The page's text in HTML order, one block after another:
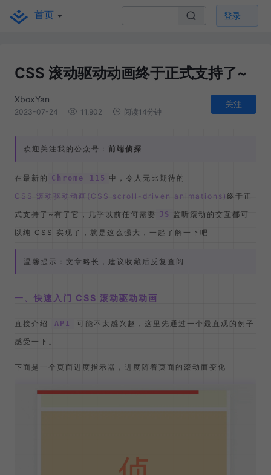
首页 登录
CSS 滚动驱动动画终于正式支持了~
XboxYan
2023-07-24 11,902 阅读14分钟
关注
欢迎关注我的公众号： 前端侦探
在最新的 Chrome 115
中，令人无比期待的
CSS 滚动驱动动画(CSS scroll-driven animations) 终于正
式支持了~有了它，几乎以前任何需要
JS
监听滚动的交互都可
以纯 CSS 实现了，就是这么强大，一起了解一下吧
温馨提示：文章略长，建议收藏后反复查阅
一、快速入门 CSS 滚动驱动动画
直接介绍 API
可能不太感兴趣，这里先通过一个最直观的例子
感受一下。
下面是一个页面进度指示器，进度随着页面的滚动而变化